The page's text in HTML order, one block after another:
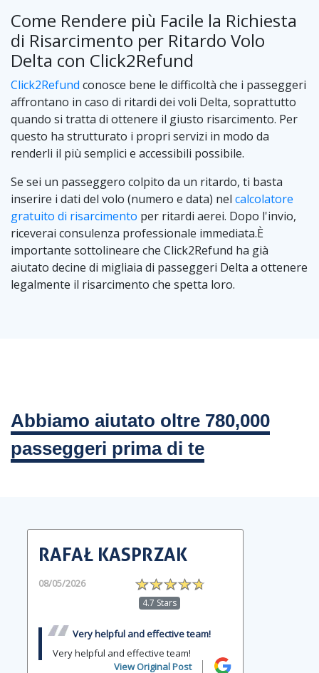
Come Rendere più Facile la Richiesta
di Risarcimento per Ritardo Volo
Delta con Click2Refund
Click2Refund conosce bene le difficoltà che i passeggeri
affrontano in caso di ritardi dei voli Delta, soprattutto
quando si tratta di ottenere il giusto risarcimento. Per
questo ha strutturato i propri servizi in modo da
renderli il più semplici e accessibili possibile.
Se sei un passeggero colpito da un ritardo, ti basta
inserire i dati del volo (numero e data) nel calcolatore
gratuito di risarcimento per ritardi aerei. Dopo l'invio,
riceverai consulenza professionale immediata.È
importante sottolineare che Click2Refund ha già
aiutato decine di migliaia di passeggeri Delta a ottenere
legalmente il risarcimento che spetta loro.
Abbiamo aiutato oltre 780,000
passeggeri prima di te
RAFAŁ KASPRZAK
08/05/2026
4.7 Stars
Very helpful and effective team!
Very helpful and effective team!
View Original Post